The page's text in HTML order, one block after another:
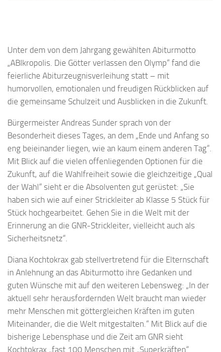
Unter dem von dem Jahrgang gewählten Abiturmotto
„ABIkropolis. Die Götter verlassen den Olymp“ fand die
feierliche Abiturzeugnisverleihung statt – mit
humorvollen, emotionalen und freudigen Rückblicken auf
die gemeinsame Schulzeit und Ausblicken in die Zukunft.
Bürgermeister Andreas Sunder sprach von der
Besonderheit dieses Tages, an dem „Ende und Anfang so
eng beieinander liegen, wie an kaum einem anderen Tag“.
Mit Blick auf die vielen offenliegenden Optionen für die
Zukunft, auf die Wahlfreiheit sowie die gleichzeitige „Qual
der Wahl“ sieht er die Absolventen gut gerüstet: „Sie
haben sich wie auf einer Strickleiter ab Klasse 5 Stück für
Stück hochgearbeitet. Gehen Sie in die Welt mit der
Erinnerung an die GNR-Strickleiter, vielleicht auch als
Sicherheitsnetz“.
Diana Kochtokrax gab stellvertretend für die Elternschaft
in Anlehnung an das Abiturmotto ihre Gedanken und
guten Wünsche mit auf den weiteren Lebensweg: „In der
aktuell sehr herausfordernden Welt braucht man wieder
mehr Menschen mit göttergleichen Kräften im guten
Miteinander, die die Welt mitgestalten.“ Mit Blick auf die
bisherige Lebensphase und die Zeit am GNR sieht
Kochtokrax „fast 100 Menschen mit „Superkräften“